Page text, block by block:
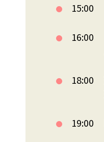
15:00
16:00
18:00
19:00